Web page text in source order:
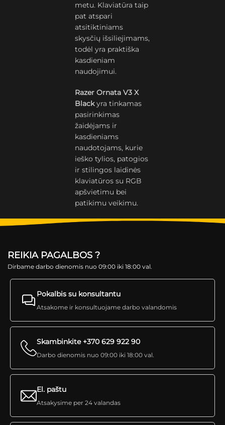
metu. Klaviatūra taip
pat atspari
atsitiktiniams
skysčių išsiliejimams,
todėl yra praktiška
kasdieniam
naudojimui.
Razer Ornata V3 X
Blackyra tinkamas
pasirinkimas
žaidėjams ir
kasdieniams
naudotojams, kurie
ieško tylios, patogios
ir stilingos laidinės
klaviatūros su RGB
apšvietimu bei
patikimu veikimu.
REIKIA PAGALBOS ?
Dirbame darbo dienomis nuo 09:00 iki 18:00 val.
Pokalbis su konsultantu
Atsakome ir konsultuojame darbo valandomis
Skambinkite +370 629 922 90
Darbo dienomis nuo 09:00 iki 18:00 val.
El. paštu
Atsakysime per 24 valandas